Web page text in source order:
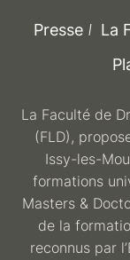
Presse La
La Faculté de
(FLD),
Issy-les-
formations
Masters &
de la
reconnus par